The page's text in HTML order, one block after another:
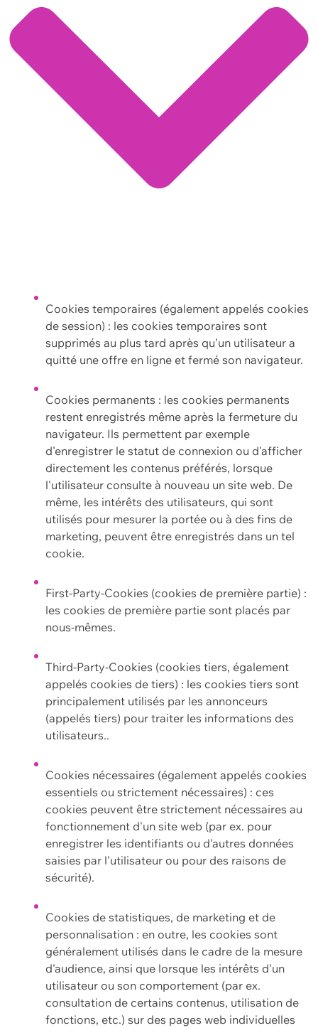
Cookies temporaires (également appelés cookies
de session) : les cookies temporaires sont
supprimés au plus tard après qu'un utilisateur a
quitté une offre en ligne et fermé son navigateur.
Cookies permanents : les cookies permanents
restent enregistrés même après la fermeture du
navigateur. Ils permettent par exemple
d'enregistrer le statut de connexion ou d'afficher
directement les contenus préférés, lorsque
l'utilisateur consulte à nouveau un site web. De
même, les intérêts des utilisateurs, qui sont
utilisés pour mesurer la portée ou à des fins de
marketing, peuvent être enregistrés dans un tel
cookie.
First-Party-Cookies (cookies de première partie) :
les cookies de première partie sont placés par
nous-mêmes.
Third-Party-Cookies (cookies tiers, également
appelés cookies de tiers) : les cookies tiers sont
principalement utilisés par les annonceurs
(appelés tiers) pour traiter les informations des
utilisateurs..
Cookies nécessaires (également appelés cookies
essentiels ou strictement nécessaires) : ces
cookies peuvent être strictement nécessaires au
fonctionnement d'un site web (par ex. pour
enregistrer les identifiants ou d'autres données
saisies par l'utilisateur ou pour des raisons de
sécurité).
Cookies de statistiques, de marketing et de
personnalisation : en outre, les cookies sont
généralement utilisés dans le cadre de la mesure
d'audience, ainsi que lorsque les intérêts d'un
utilisateur ou son comportement (par ex.
consultation de certains contenus, utilisation de
fonctions, etc.) sur des pages web individuelles